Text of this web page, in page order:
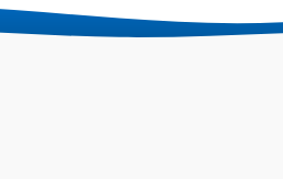
khác biệt. Đối với
trải nghiệm cầm lái là
chất...